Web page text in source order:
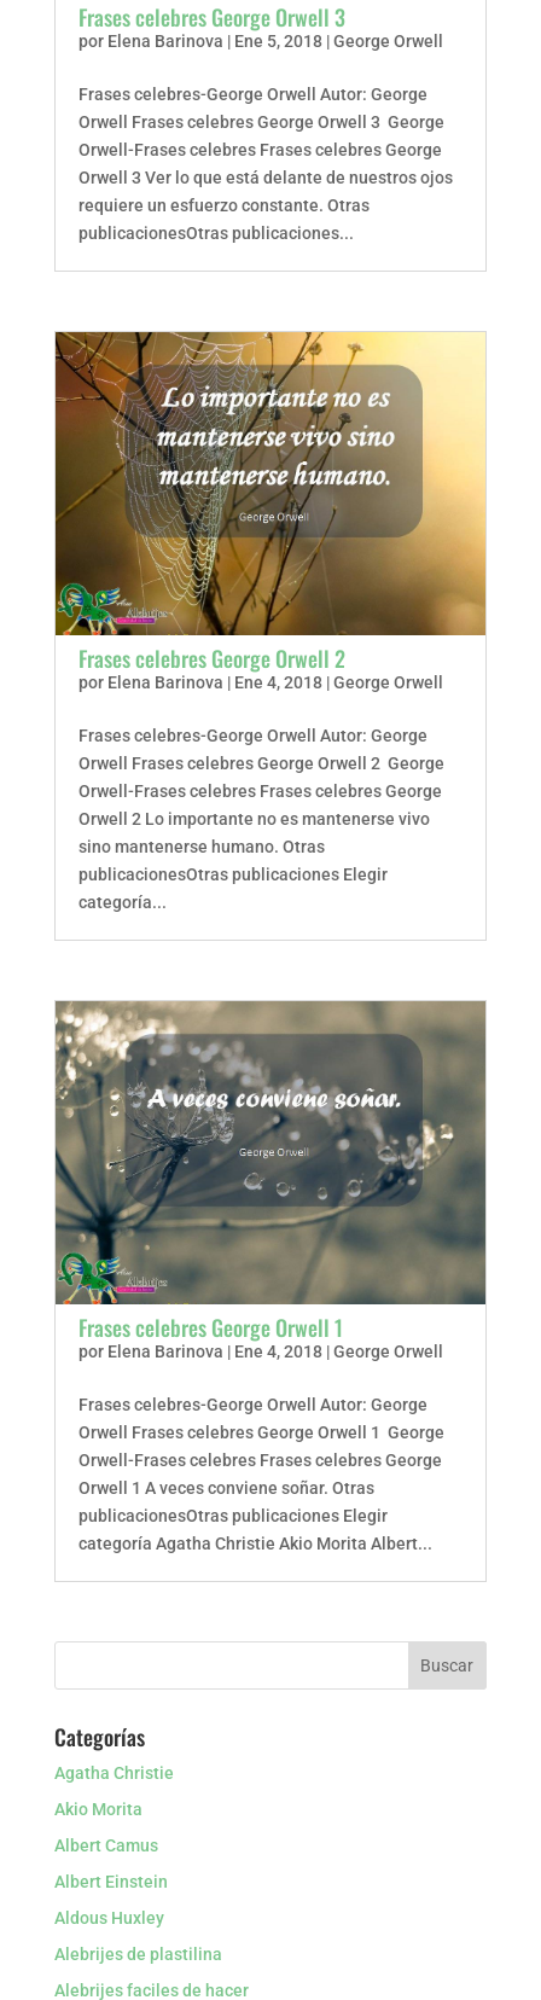
Frases celebres George Orwell 3
por Elena Barinova | Ene 5, 2018|George Orwell
Frases celebres-George Orwell Autor: George
Orwell Frases celebres George Orwell 3 George
Orwell-Frases celebres Frases celebres George
Orwell 3 Ver lo que está delante de nuestros ojos
requiere un esfuerzo constante. Otras
publicacionesOtras publicaciones...
Frases celebres George Orwell 2
por Elena Barinova | Ene 4, 2018|George Orwell
Frases celebres-George Orwell Autor: George
Orwell Frases celebres George Orwell 2 George
Orwell-Frases celebres Frases celebres George
Orwell 2 Lo importante no es mantenerse vivo
sino mantenerse humano. Otras
publicacionesOtras publicaciones Elegir
categoría...
Frases celebres George Orwell 1
por Elena Barinova | Ene 4, 2018|George Orwell
Frases celebres-George Orwell Autor: George
Orwell Frases celebres George Orwell 1 George
Orwell-Frases celebres Frases celebres George
Orwell 1 A veces conviene soñar. Otras
publicacionesOtras publicaciones Elegir
categoría Agatha Christie Akio Morita Albert...
Categorías
Agatha Christie
Akio Morita
Albert Camus
Albert Einstein
Aldous Huxley
Alebrijes de plastilina
Alebrijes faciles de hacer